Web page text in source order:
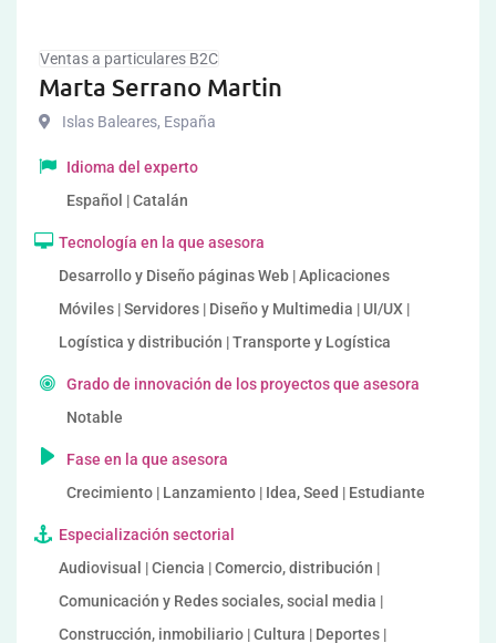
Ventas a particulares B2C
Marta Serrano Martin
Islas Baleares, España
Idioma del experto
Español | Catalán
Tecnología en la que asesora
Desarrollo y Diseño páginas Web | Aplicaciones
Móviles | Servidores | Diseño y Multimedia | UI/UX |
Logística y distribución | Transporte y Logística
Grado de innovación de los proyectos que asesora
Notable
Fase en la que asesora
Crecimiento | Lanzamiento | Idea, Seed | Estudiante
Especialización sectorial
Audiovisual | Ciencia | Comercio, distribución |
Comunicación y Redes sociales, social media |
Construcción, inmobiliario | Cultura | Deportes |